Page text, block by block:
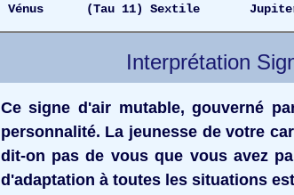
Vénus (Tau 11) Sextile Jupiter
Interprétation
Ce signe d'air mutable, gouverné
personnalité. La jeunesse de votre
dit-on pas de vous que vous avez
d'adaptation à toutes les situations